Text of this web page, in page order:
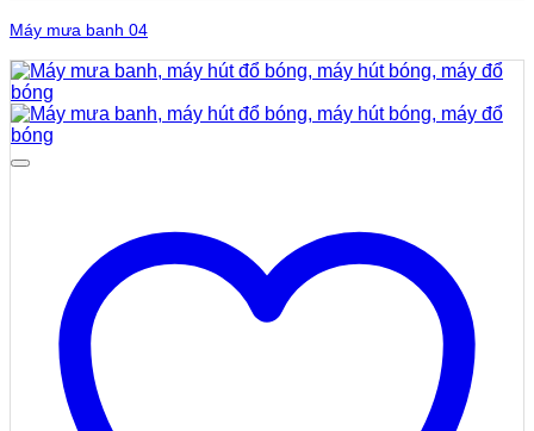
Máy mưa banh 04